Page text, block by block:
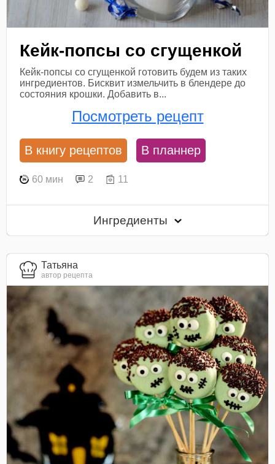
Кейк-попсы со сгущенкой
Кейк-попсы со сгущенкой готовить будем из таких
ингредиентов. Бисквит измельчить в блендере до
состояния крошки. Добавить в...
Посмотреть рецепт
В книгу рецептов В планнер
60 мин 2 11
Ингредиенты
Татьяна
автор рецепта